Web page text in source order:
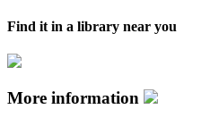
Find it in a library near you
More information